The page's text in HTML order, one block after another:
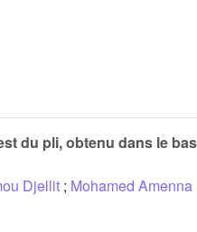
du pli, obtenu dans le
Djellit ; Mohamed Amenna